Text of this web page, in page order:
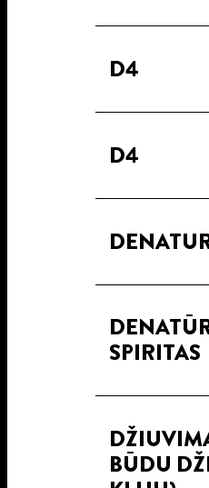
D4
D4
SPIRITAS
BŪDU